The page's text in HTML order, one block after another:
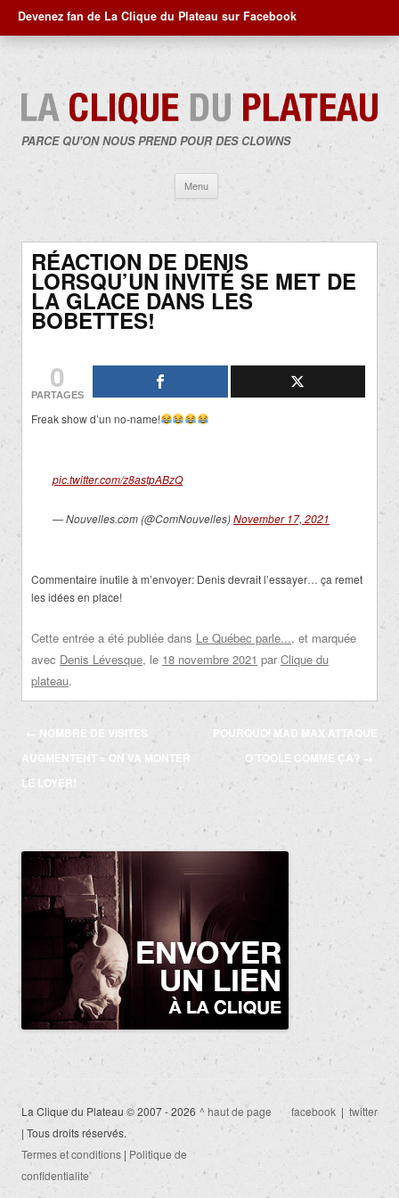
Devenez fan de La Clique du Plateau sur Facebook
PARCE QU'ON NOUS PREND POUR DES CLOWNS
Menu
contenu
RÉACTION DE DENIS
LORSQU’UN INVITÉ SE MET DE
LA GLACE DANS LES
BOBETTES!
0
PARTAGES
Freak show d’un no-name!
pic.twitter.com/z8astpABzQ
— Nouvelles.com (@ComNouvelles)November 17, 2021
Commentaire inutile à m’envoyer: Denis devrait l’essayer… ça remet
les idées en place!
Cette entrée a été publiée dans Le Québec parle..., et marquée
avec Denis Lévesque, le 18 novembre 2021 par Clique du
plateau.
Navigation
des
articles
← NOMBRE DE VISITES
AUGMENTENT = ON VA MONTER
LE LOYER!
POURQUOI MAD MAX ATTAQUE
O’TOOLE COMME ÇA?
La Clique du Plateau © 2007 - 2026
| Tous droits réservés.
Termes et conditions | Politique de
confidentialite
^ haut de page facebook | twitter